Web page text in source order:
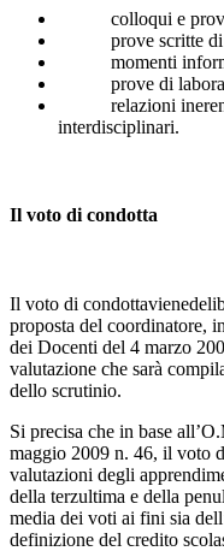
colloqui e
prove scritte di
momenti
prove di
relazioni inerenti
interdisciplinari.
Il voto di condotta
Il voto di
proposta del coordinatore,
dei Docenti del 4 marzo
valutazione che sarà
dello scrutinio.
Si precisa che in base
maggio 2009 n. 46, il voto
valutazioni degli
della terzultima e della
media dei voti ai fini sia
definizione del credito